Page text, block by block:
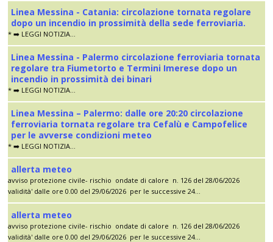
Linea Messina - Catania: circolazione tornata regolare
dopo un incendio in prossimità della sede ferroviaria.
* ➡️ LEGGI NOTIZIA...
Linea Messina - Palermo circolazione ferroviaria tornata
regolare tra Fiumetorto e Termini Imerese dopo un
incendio in prossimità dei binari
* ➡️ LEGGI NOTIZIA...
Linea Messina – Palermo: dalle ore 20:20 circolazione
ferroviaria tornata regolare tra Cefalù e Campofelice
per le avverse condizioni meteo
* ➡️ LEGGI NOTIZIA...
allerta meteo
avviso protezione civile- rischio ondate di calore n. 126 del 28/06/2026
validità' dalle ore 0.00 del 29/06/2026 per le successive 24...
allerta meteo
avviso protezione civile- rischio ondate di calore n. 126 del 28/06/2026
validità' dalle ore 0.00 del 29/06/2026 per le successive 24...